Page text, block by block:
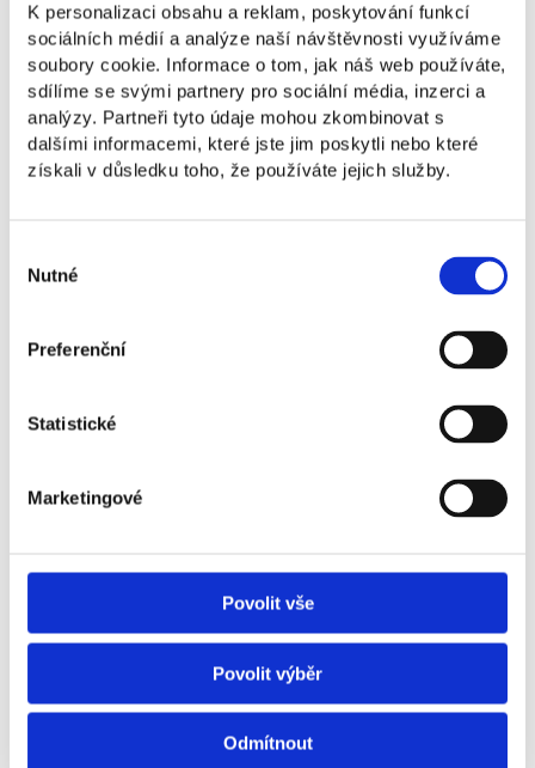
K personalizaci obsahu a reklam, poskytování funkcí
sociálních médií a analýze naší návštěvnosti využíváme
soubory cookie. Informace o tom, jak náš web používáte,
sdílíme se svými partnery pro sociální média, inzerci a
analýzy. Partneři tyto údaje mohou zkombinovat s
dalšími informacemi, které jste jim poskytli nebo které
získali v důsledku toho, že používáte jejich služby.
souhlasu
Nutné
Preferenční
Statistické
Marketingové
Povolit vše
Povolit výběr
Odmítnout
Odborníci z praxe po vašem
boku